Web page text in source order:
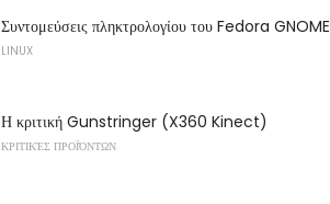
Συντομεύσεις πληκτρολογίου του Fedora GNOME
LINUX
Η κριτική Gunstringer (X360 Kinect)
ΚΡΙΤΙΚΈΣ ΠΡΟΪΌΝΤΩΝ